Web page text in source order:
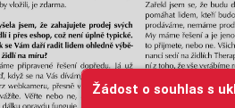
Žádost o souhlas s